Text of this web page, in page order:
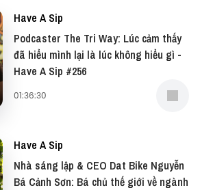
này, bạn có thể donate tại:
www.patreon.com/vietcetera
ý, phản hồi hay mong muốn hợp
email về địa chỉ
Have A Sip
Podcaster The Tri Way: Lúc cảm thấy
đã hiểu mình lại là lúc không hiểu gì -
Have A Sip #256
01:36:30
Have A Sip
Nhà sáng lập & CEO Dat Bike Nguyễn
Bá Cảnh Sơn: Bá chủ thế giới về ngành